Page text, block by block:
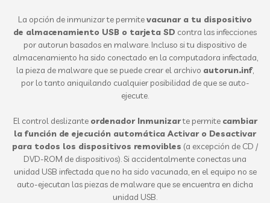
La opción de inmunizarte permitevacunar a tu dispositivo
de almacenamiento USB o tarjeta SD contra las infecciones
por autorun basados ​​en malware. Incluso si tu dispositivo de
almacenamiento ha sido conectado en la computadora infectada,
la pieza de malware quese puede crear el archivo autorun.inf,
por lo tanto aniquilando cualquier posibilidad de quese auto-
ejecute.
El control deslizante ordenador Inmunizarte permite cambiar
la función de ejecución automática Activar o Desactivar
para todos los dispositivos removibles (a excepción de CD /
DVD-ROM de dispositivos).Si accidentalmente conectas una
unidad USB infectada que no ha sido vacunada, en el equipo no se
auto-ejecutan las piezas de malware que se encuentra en dicha
unidad USB.